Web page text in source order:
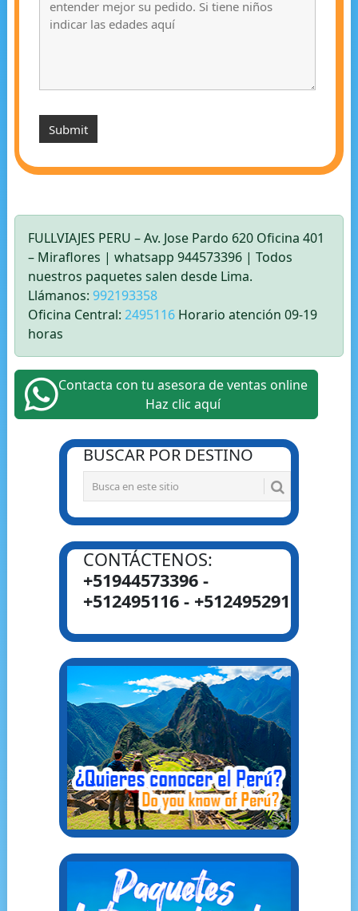
FULLVIAJES PERU – Av. Jose Pardo 620 Oficina 401
– Miraflores | whatsapp 944573396 | Todos
nuestros paquetes salen desde Lima.
Llámanos: 992193358
Oficina Central: 2495116Horario atención 09-19
horas
Contacta con tu asesora de ventas online
Haz clic aquí
BUSCAR POR DESTINO
CONTÁCTENOS:
+51944573396 -
+512495116 - +512495291